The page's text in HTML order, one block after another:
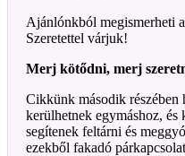
Ajánlónkból megismerheti
Szeretettel várjuk!
Merj kötődni, merj
Cikkünk második részében
kerülhetnek egymáshoz, és
segítenek feltárni és
ezekből fakadó